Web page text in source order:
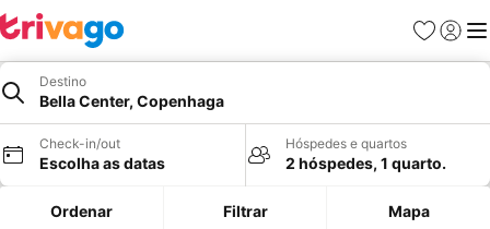
Favoritos
Iniciar
Destino
Bella Center, Copenhaga
Check-in/out
Escolha as datas
Hóspedes e quartos
2 hóspedes, 1 quarto.
Ordenar Filtrar Mapa